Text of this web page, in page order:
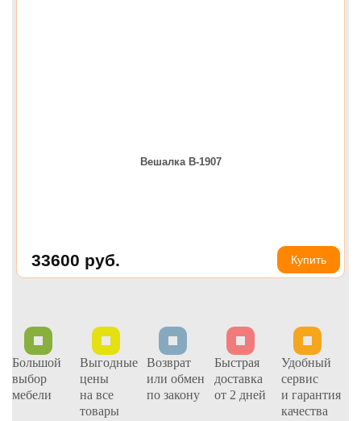
Вешалка В-1907
33600 руб. Купить
Большой
выбор
мебели
Выгодные
цены
на все
товары
Возврат
или обмен
по закону
Быстрая
доставка
от 2 дней
Удобный
сервис
и гарантия
качества